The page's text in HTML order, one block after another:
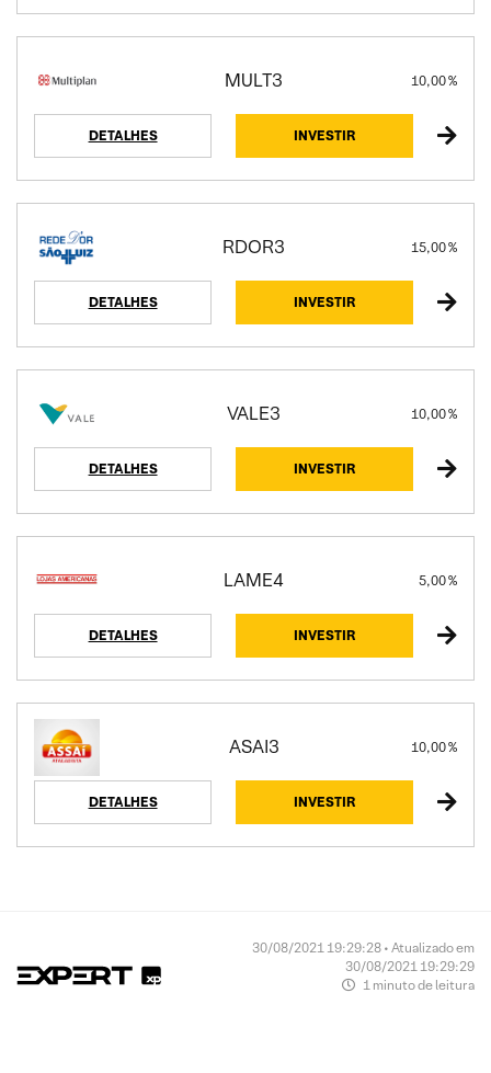
MULT3 10,00 %
DETALHES INVESTIR
RDOR3 15,00 %
DETALHES INVESTIR
VALE3 10,00 %
DETALHES INVESTIR
LAME4 5,00 %
DETALHES INVESTIR
ASAI3 10,00 %
DETALHES INVESTIR
30/08/2021 19:29:28 • Atualizado em
30/08/2021 19:29:29
1 minuto de leitura